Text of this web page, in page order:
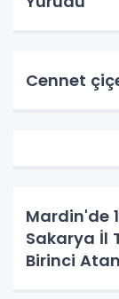
Cennet
Mardin'de
Sakarya İl
Birinci